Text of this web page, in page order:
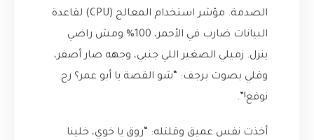
الصدمة. مؤشر استخدام المعالج (CPU) لقاعدة
البيانات ضارب في الأحمر، 100% ومش راضي
ينزل. زميلي الصغير اللي جنبي، وجهه صار أصفر،
وقلي بصوت برجف: “شو القصة يا أبو عمر؟ رح
نوقع!”.
أخذت نفس عميق وقلتله: “روق يا خوي، خلينا